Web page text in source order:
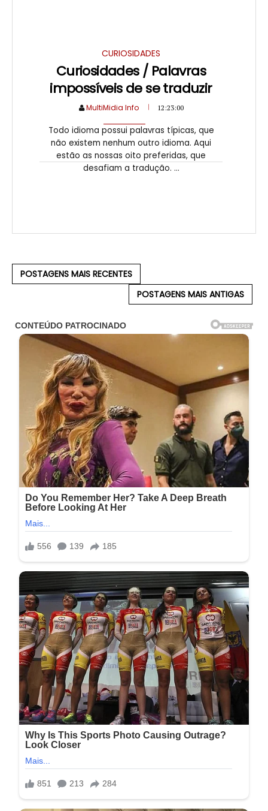
CURIOSIDADES
Curiosidades / Palavras
impossíveis de se traduzir
MultiMidia Info 12:23:00
Todo idioma possui palavras típicas, que
não existem nenhum outro idioma. Aqui
estão as nossas oito preferidas, que
desafiam a tradução. ...
POSTAGENS MAIS RECENTES
POSTAGENS MAIS ANTIGAS